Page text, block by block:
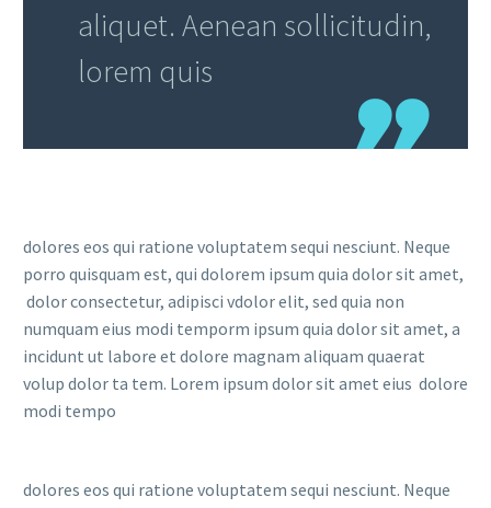
aliquet. Aenean sollicitudin,
lorem quis
dolores eos qui ratione voluptatem sequi nesciunt. Neque
porro quisquam est, qui dolorem ipsum quia dolor sit amet,
dolor consectetur, adipisci vdolor elit, sed quia non
numquam eius modi temporm ipsum quia dolor sit amet, a
incidunt ut labore et dolore magnam aliquam quaerat
volup dolor ta tem. Lorem ipsum dolor sit amet eius dolore
modi tempo
dolores eos qui ratione voluptatem sequi nesciunt. Neque